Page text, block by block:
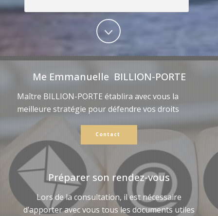
Me Emmanuelle BILLION-PORTE
Maître BILLION-PORTE établira avec vous la
meilleure stratégie pour défendre vos droits
Contact
Préparer son rendez-vous
Lors de la consultation, il est nécessaire
d’apporter avec vous tous les documents utiles